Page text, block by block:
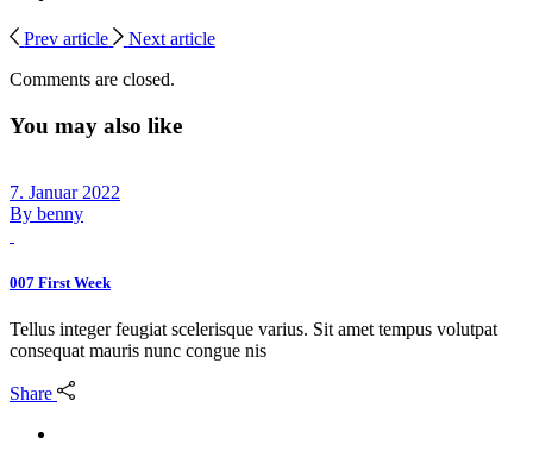
Prev article
Next article
Comments are closed.
You may also like
7. Januar 2022
By benny
007 First Week
Tellus integer feugiat scelerisque varius. Sit amet tempus volutpat
consequat mauris nunc congue nis
Share